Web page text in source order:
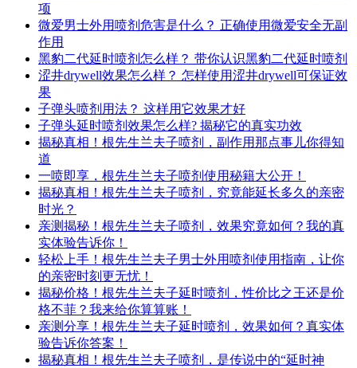
项
微爱男士外用喷剂危害是什么？ 正确使用微爱安全无副
作用
黑豹二代延时喷剂怎么样？ 带你认识黑豹二代延时喷剂
涩井drywell效果怎么样？ 怎样使用涩井drywell可保证效
果
子弹头喷剂用法？ 这样用它效果才好
子弹头延时喷剂效果怎么样? 揭秘它的真实功效
揭秘真相！根先生兰夫子喷剂，副作用那点事儿你得知
道
一喷即享，根先生兰夫子喷剂使用秘籍大公开！
揭秘真相！根先生兰夫子喷剂，究竟能延长多久的亲密
时光？
亲测揭秘！根先生兰夫子喷剂，效果究竟如何？我的真
实体验告诉你！
轻松上手！根先生兰夫子男士外用喷剂使用指南，让你
的亲密时刻更无忧！
揭秘价格！根先生兰夫子延时喷剂，性价比之王还是价
格不菲？我来给你算算账！
亲测分享！根先生兰夫子延时喷剂，效果如何？真实体
验告诉你答案！
揭秘真相！根先生兰夫子喷剂，是传说中的“延时神